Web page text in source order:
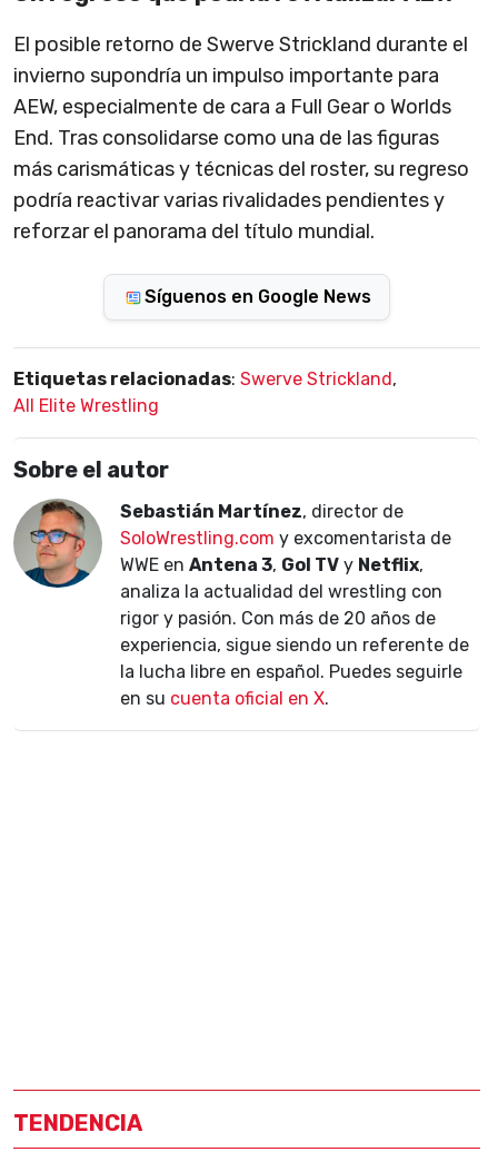
El posible retorno de Swerve Strickland durante el
invierno supondría un impulso importante para
AEW, especialmente de cara a Full Gear o Worlds
End. Tras consolidarse como una de las figuras
más carismáticas y técnicas del roster, su regreso
podría reactivar varias rivalidades pendientes y
reforzar el panorama del título mundial.
Síguenos en Google News
Etiquetas relacionadas: Swerve Strickland ,
All Elite Wrestling
Sobre el autor
Sebastián Martínez, director de
SoloWrestling.com y excomentarista de
WWE en Antena 3, Gol TV y Netflix,
analiza la actualidad del wrestling con
rigor y pasión. Con más de 20 años de
experiencia, sigue siendo un referente de
la lucha libre en español. Puedes seguirle
en su cuenta oficial en X.
TENDENCIA